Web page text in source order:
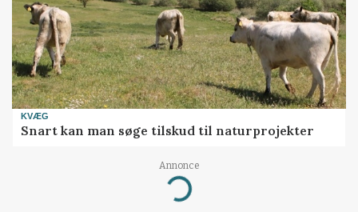
KVÆG
Snart kan man søge tilskud til naturprojekter
Annonce
Loading...